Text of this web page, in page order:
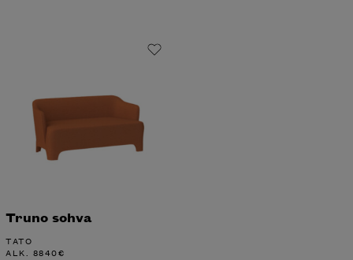
Truno sohva
TATO
ALK. 8840€